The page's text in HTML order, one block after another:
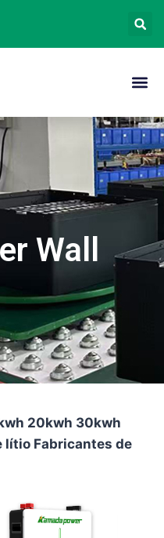
Wall
20kwh 30kwh
lítio Fabricantes de